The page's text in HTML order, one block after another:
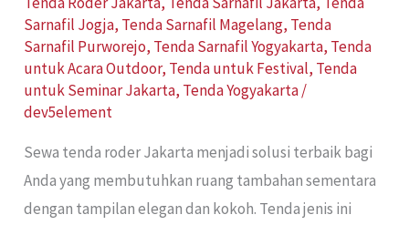
Sarnafil Jogja, Tenda Sarnafil Magelang, Tenda
Sarnafil Purworejo, Tenda Sarnafil Yogyakarta, Tenda
untuk Acara Outdoor, Tenda untuk Festival, Tenda
untuk Seminar Jakarta, Tenda Yogyakarta/
dev5element
Sewa tenda roder Jakarta menjadi solusi terbaik bagi
Anda yang membutuhkan ruang tambahan sementara
dengan tampilan elegan dan kokoh. Tenda jenis ini